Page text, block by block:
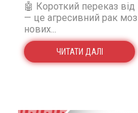
🤖 Короткий переказ
— це агресивний рак
нових...
ЧИТАТИ ДАЛІ